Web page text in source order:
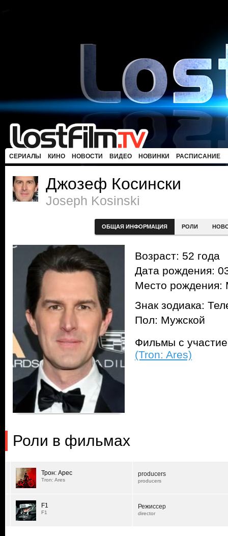
СЕРИАЛЫ КИНО НОВОСТИ ВИДЕО НОВИНКИ РАСПИСАНИЕ
Джозеф Косински
Joseph Kosinski
ОБЩАЯ ИНФОРМАЦИЯ РОЛИ
Возраст: 52 года
Дата рождения:
Место
Знак зодиака:
Пол: Мужской
Фильмы с
(Tron: Ares)
Роли в фильмах
Трон: Арес
Tron: Ares
producers
producers
F1
F1
Режиссер
director